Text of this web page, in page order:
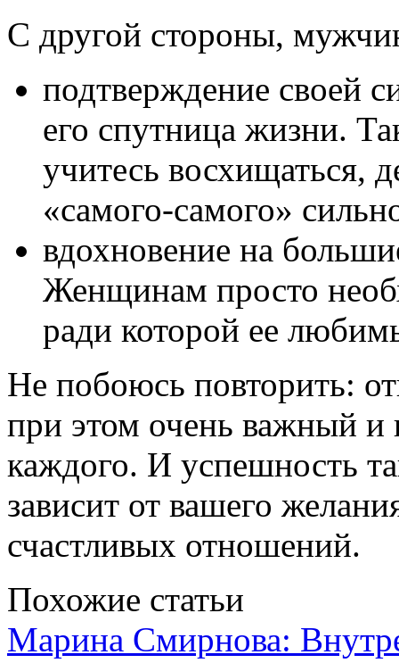
С другой стороны,
подтверждение своей
его спутница жизни.
учитесь восхищаться,
«самого-самого»
вдохновение на
Женщинам просто
ради которой ее
Не побоюсь повторить:
при этом очень важный и
каждого. И успешность
зависит от вашего
счастливых отношений.
Похожие статьи
Марина Смирнова: